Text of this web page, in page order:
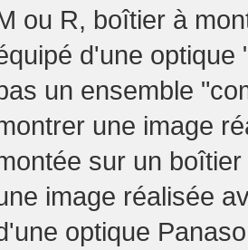
ou R, boîtier à
d'une optique
un ensemble
une image
sur un
image réalisée
optique